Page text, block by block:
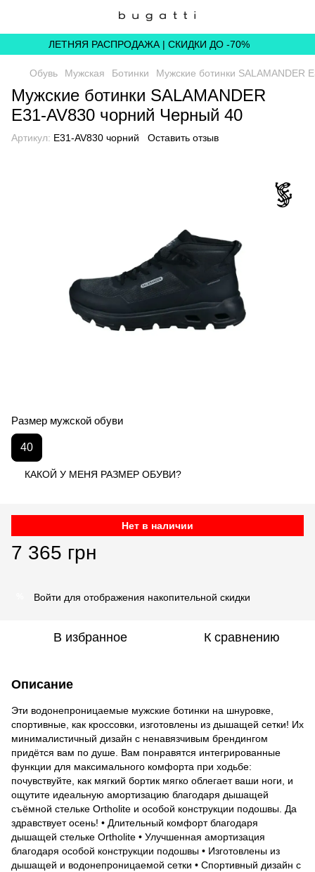
ЛЕТНЯЯ РАСПРОДАЖА | СКИДКИ ДО -70%
Обувь Мужская Ботинки Мужские ботинки SALAMANDER
Мужские ботинки SALAMANDER
E31-AV830 чорний Черный 40
Артикул: E31-AV830 чорний Оставить отзыв
Размер мужской обуви
40
КАКОЙ У МЕНЯ РАЗМЕР ОБУВИ?
Нет в наличии
7 365 грн
Войти для отображения накопительной скидки
В избранное К сравнению
Описание
Эти водонепроницаемые мужские ботинки на шнуровке,
спортивные, как кроссовки, изготовлены из дышащей сетки! Их
минималистичный дизайн с ненавязчивым брендингом
придётся вам по душе. Вам понравятся интегрированные
функции для максимального комфорта при ходьбе:
почувствуйте, как мягкий бортик мягко облегает ваши ноги, и
ощутите идеальную амортизацию благодаря дышащей
съёмной стельке Ortholite и особой конструкции подошвы. Да
здравствует осень! • Длительный комфорт благодаря
дышащей стельке Ortholite • Улучшенная амортизация
благодаря особой конструкции подошвы • Изготовлены из
дышащей и водонепроницаемой сетки • Спортивный дизайн с